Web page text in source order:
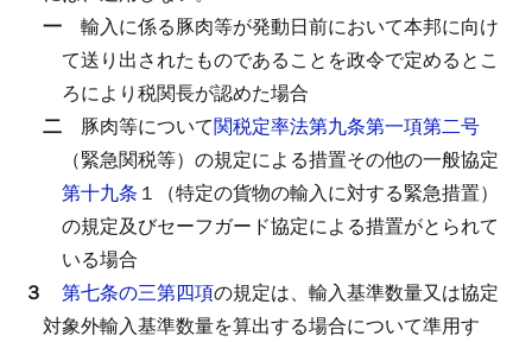
一
輸入に係る豚肉等が発動日前において本邦に向け
て送り出されたものであることを政令で定めるとこ
ろにより税関長が認めた場合
二
豚肉等について関税定率法第九条第一項第二号
（緊急関税等）の規定による措置その他の一般協定
第十九条 １（特定の貨物の輸入に対する緊急措置）
の規定及びセーフガード協定による措置がとられて
いる場合
３
第七条の三第四項の規定は、輸入基準数量又は協定
対象外輸入基準数量を算出する場合について準用す